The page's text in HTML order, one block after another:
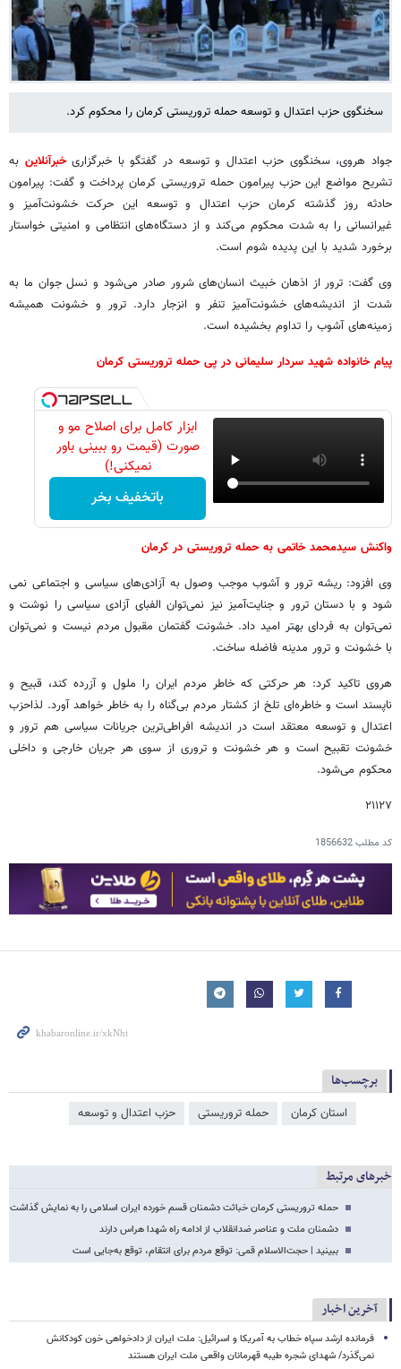
سخنگوی حزب اعتدال و توسعه حمله تروریستی کرمان را محکوم کرد.
جواد هروی، سخنگوی حزب اعتدال و توسعه در گفتگو با خبرگزاریخبرآنلاین به
تشریح مواضع این حزب پیرامون حمله تروریستی کرمان پرداخت و گفت: پیرامون
حادثه روز گذشته کرمان حزب اعتدال و توسعه این حرکت خشونت‌آمیز و
غیرانسانی را به شدت محکوم می‌کند و از دستگاه‌های انتظامی و امنیتی خواستار
برخورد شدید با این پدیده شوم است.
وی گفت: ترور از اذهان خبیث انسان‌های شرور صادر می‌شود و نسل جوان ما به
شدت از اندیشه‌های خشونت‌آمیز تنفر و انزجار دارد. ترور و خشونت همیشه
زمینه‌های آشوب را تداوم بخشیده است.
پیام خانواده شهید سردار سلیمانی در پی حمله تروریستی کرمان
ابزار کامل برای اصلاح مو و
صورت (قیمت رو ببینی باور
نمیکنی!)
باتخفیف بخر
واکنش سیدمحمد خاتمی به حمله تروریستی در کرمان
وی افزود: ریشه ترور و آشوب موجب وصول به آزادی‌های سیاسی و اجتماعی نمی
شود و با دستان ترور و جنایت‌آمیز نیز نمی‌توان الفبای آزادی سیاسی را نوشت و
نمی‌توان به فردای بهتر امید داد. خشونت گفتمان مقبول مردم نیست و نمی‌توان
با خشونت و ترور مدینه فاضله ساخت.
هروی تاکید کرد: هر حرکتی که خاطر مردم ایران را ملول و آزرده کند، قبیح و
ناپسند است و خاطره‌ای تلخ از کشتار مردم بی‌گناه را به خاطر خواهد آورد. لذاحزب
اعتدال و توسعه معتقد است در اندیشه افراطی‌ترین جریانات سیاسی هم ترور و
خشونت تقبیح است و هر خشونت و تروری از سوی هر جریان خارجی و داخلی
محکوم می‌شود.
۲۱۱۲۷
کد مطلب1856632
برچسب‌ها
استان کرمان حمله تروریستی حزب اعتدال و توسعه
خبرهای مرتبط
حمله تروریستی کرمان خباثت دشمنان قسم خورده ایران اسلامی را به نمایش گذاشت
دشمنان ملت و عناصر ضدانقلاب از ادامه راه شهدا هراس دارند
ببینید |‌ حجت‌الاسلام قمی: توقع مردم برای انتقام، توقع به‌جایی است
آخرین اخبار
فرمانده ارشد سپاه خطاب به آمریکا و اسرائیل: ملت ایران از دادخواهی خون کودکانش
نمی‌گذرد/ شهدای شجره طیبه قهرمانان واقعی ملت ایران هستند